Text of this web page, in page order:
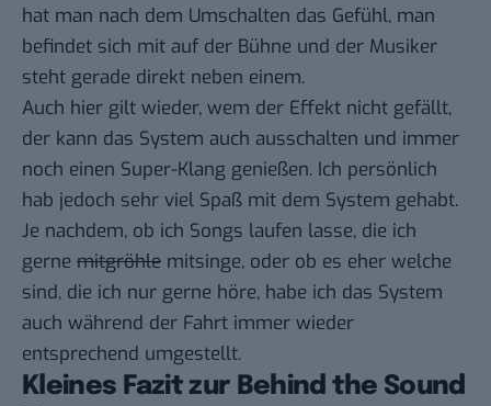
hat man nach dem Umschalten das Gefühl, man
befindet sich mit auf der Bühne und der Musiker
steht gerade direkt neben einem.
Auch hier gilt wieder, wem der Effekt nicht gefällt,
der kann das System auch ausschalten und immer
noch einen Super-Klang genießen. Ich persönlich
hab jedoch sehr viel Spaß mit dem System gehabt.
Je nachdem, ob ich Songs laufen lasse, die ich
gerne mitgröhle mitsinge, oder ob es eher welche
sind, die ich nur gerne höre, habe ich das System
auch während der Fahrt immer wieder
entsprechend umgestellt.
Kleines Fazit zur Behind the Sound